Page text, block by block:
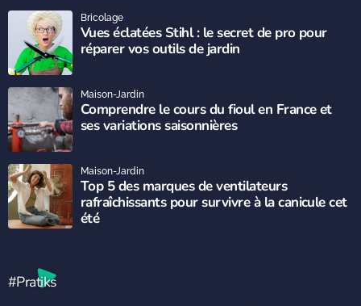
Vues éclatées Stihl : le secret de pro pour
réparer vos outils de jardin
Bricolage
Comprendre le cours du fioul en France et
ses variations saisonnières
Maison-Jardin
Top 5 des marques de ventilateurs
rafraîchissants pour survivre à la canicule cet
été
Maison-Jardin
#Pratiks